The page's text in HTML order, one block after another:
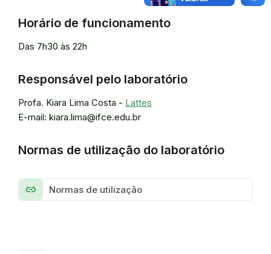
Horário de funcionamento
Das 7h30 às 22h
Responsável pelo laboratório
Profa. Kiara Lima Costa - Lattes
E-mail: kiara.lima@ifce.edu.br
Normas de utilização do laboratório
link Normas de utilização